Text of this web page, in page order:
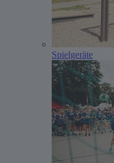
Spielgeräte